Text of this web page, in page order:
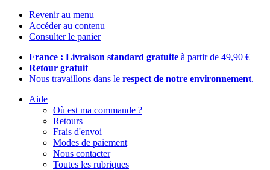
Revenir au menu
Accéder au contenu
Consulter le panier
France : Livraison standard gratuite à partir de 49,90 €
Retour gratuit
Nous travaillons dans le respect de notre environnement.
Aide
Où est ma commande ?
Retours
Frais d'envoi
Modes de paiement
Nous contacter
Toutes les rubriques